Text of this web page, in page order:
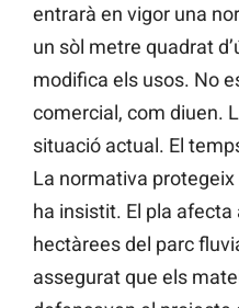
entrarà en vigor una
un sòl metre quadrat
modifica els usos. No
comercial, com diuen.
situació actual. El
La normativa protegeix
ha insistit. El pla
hectàrees del parc
assegurat que els